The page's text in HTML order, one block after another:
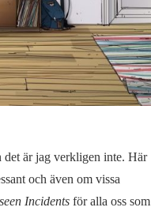
det är jag verkligen inte. Här
och även om vissa
Incidents för alla oss som